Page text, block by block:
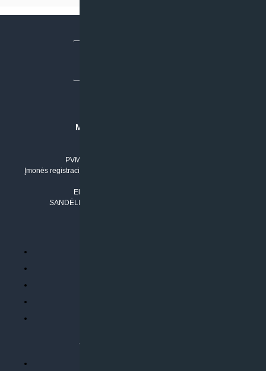
MB “KLIMATO SPRENDIMAI”
PVM mokėtojo numeris: LT100011803210
Įmonės registracijos adresas: Draugystės g. 17-1, LT-51229 Kaunas
El. paštas:
SANDĖLIO ADRESAS: RUDMENOS G. 5-3, Kaunas
ATLIEKAMOS PASLAUGOS